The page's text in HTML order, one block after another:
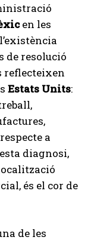
en les
de resolució
reflecteixen
Estats Units:
a
diagnosi,
és el cor de
de les